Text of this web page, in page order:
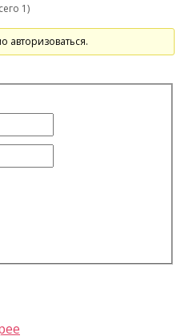
1)
авторизоваться.